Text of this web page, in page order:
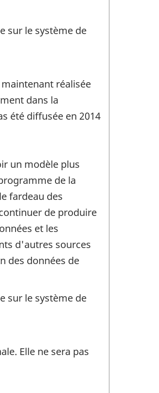
sur le système de
réalisée
dans la
été diffusée en 2014
un modèle plus
de la
fardeau des
de produire
et les
d'autres sources
des données de
sur le système de
Elle ne sera pas